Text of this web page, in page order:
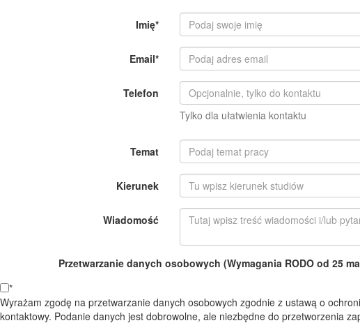
Imię*
Email*
Telefon
Tylko dla ułatwienia kontaktu
Temat
Kierunek
Wiadomość
Przetwarzanie danych osobowych (Wymagania RODO od 25
*
Wyrażam zgodę na przetwarzanie danych osobowych zgodnie z ustawą o
kontaktowy. Podanie danych jest dobrowolne, ale niezbędne do przetworzenia